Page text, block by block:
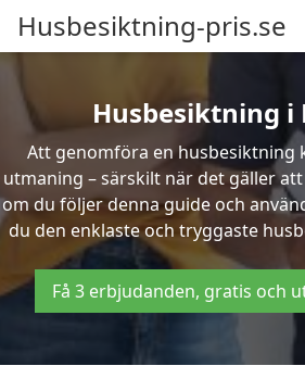
Husbesiktning-pris.se
Husbesiktning i
Att genomföra en husbesiktning
utmaning – särskilt när det gäller
om du följer denna guide och
du den enklaste och tryggaste
Få 3 erbjudanden, gratis och